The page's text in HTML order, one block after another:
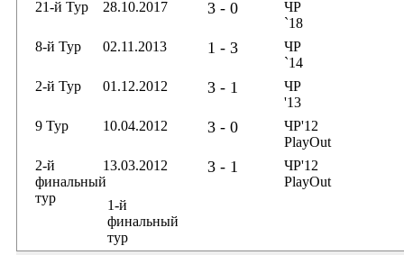
21-й Тур
28.10.2017 3 - 0
ЧР
`18
8-й Тур
02.11.2013 1 - 3
ЧР
`14
2-й Тур
01.12.2012 3 - 1
ЧР
'13
9 Тур
10.04.2012 3 - 0
ЧР'12
PlayOut
2-й
финальный
тур
13.03.2012 3 - 1
ЧР'12
PlayOut
1-й
финальный
тур